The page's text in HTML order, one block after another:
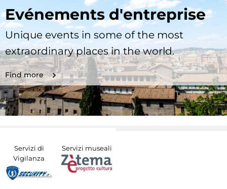
Evénements d'entreprise
Unique events in some of the most
extraordinary places in the world.
Find more
Servizi di
Vigilanza
Servizi museali